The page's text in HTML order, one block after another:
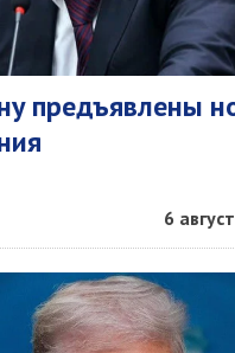
предъявлены
6